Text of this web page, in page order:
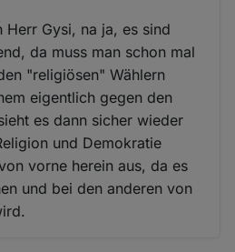
Herr Gysi, na ja, es sind
da muss man schon mal
"religiösen" Wählern
eigentlich gegen den
es dann sicher wieder
und Demokratie
vorne herein aus, da es
und bei den anderen von